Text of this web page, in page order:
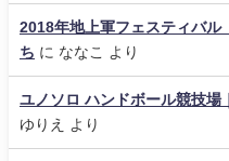
2018年地上軍フェスティバル
ち に ななこ より
ユノソロ ハンドボール競技場
ゆりえ
より